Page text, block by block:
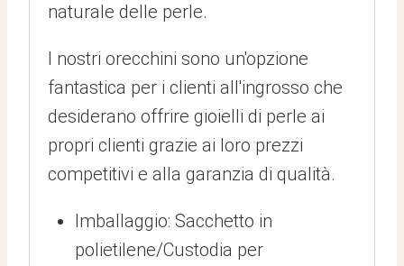
naturale delle perle.
I nostri orecchini sono un'opzione
fantastica per i clienti all'ingrosso che
desiderano offrire gioielli di perle ai
propri clienti grazie ai loro prezzi
competitivi e alla garanzia di qualità.
Imballaggio: Sacchetto in
polietilene/Custodia per